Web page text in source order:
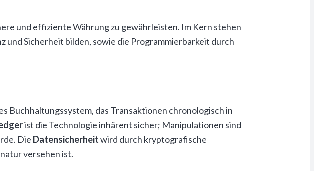
und effiziente Währung zu gewährleisten. Im Kern stehen
und Sicherheit bilden, sowie die Programmierbarkeit durch
Buchhaltungssystem, das Transaktionen chronologisch in
ist die Technologie inhärent sicher; Manipulationen sind
Die Datensicherheitwird durch kryptografische
versehen ist.